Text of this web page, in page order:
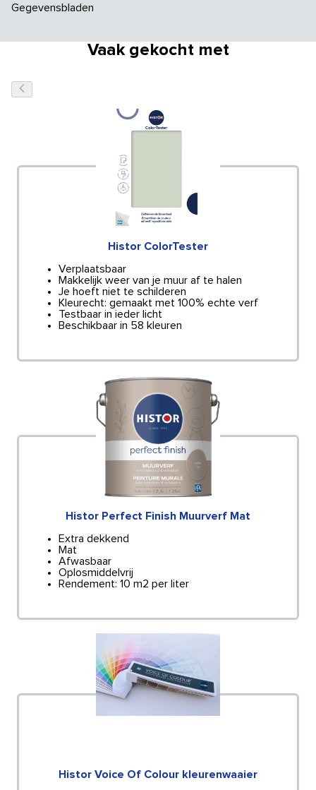
Gegevensbladen
Vaak gekocht met
Histor ColorTester
Verplaatsbaar
Makkelijk weer van je muur af te halen
Je hoeft niet te schilderen
Kleurecht: gemaakt met 100% echte verf
Testbaar in ieder licht
Beschikbaar in 58 kleuren
Histor Perfect Finish Muurverf Mat
Extra dekkend
Mat
Afwasbaar
Oplosmiddelvrij
Rendement: 10 m2 per liter
Histor Voice Of Colour kleurenwaaier